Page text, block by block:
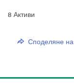
8 Активи
Споделяне на